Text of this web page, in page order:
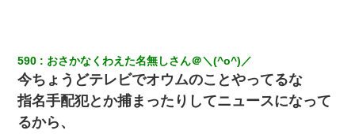
590 おさかなくわえた名無しさん＠＼(^o^)／
今ちょうどテレビでオウムのことやってるな
指名手配犯とか捕まったりしてニュースになって
るから、